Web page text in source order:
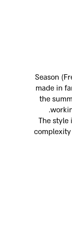
Season
made in
the
The style